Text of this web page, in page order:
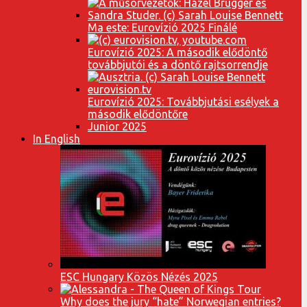
Ma este: Eurovízió 2025 Finálé
Eurovízió 2025: A második elődöntő
továbbjutói és a döntő rajtsorrendje
Eurovízió 2025: Továbbjutási esélyek a
második elődöntőre
Junior 2025
In English
ESC Hungary Közös Nézés 2025
Why does the jury “hate” Norwegian entries?